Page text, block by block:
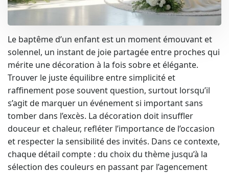
Le baptême d’un enfant est un moment émouvant et
solennel, un instant de joie partagée entre proches qui
mérite une décoration à la fois sobre et élégante.
Trouver le juste équilibre entre simplicité et
raffinement pose souvent question, surtout lorsqu’il
s’agit de marquer un événement si important sans
tomber dans l’excès. La décoration doit insuffler
douceur et chaleur, refléter l’importance de l’occasion
et respecter la sensibilité des invités. Dans ce contexte,
chaque détail compte : du choix du thème jusqu’à la
sélection des couleurs en passant par l’agencement